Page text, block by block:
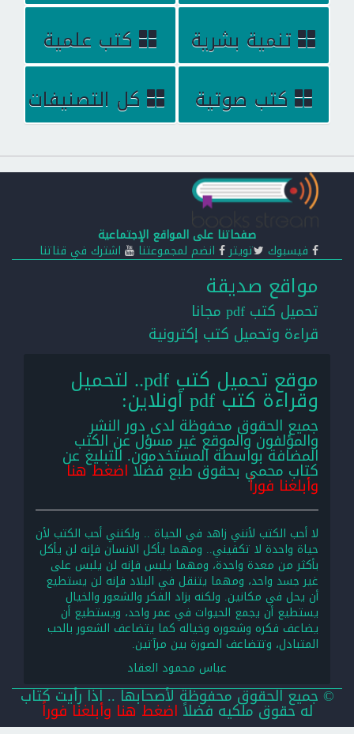
تنمية بشرية
كتب علمية
كتب صوتية
كل التصنيفات
صفحاتنا على المواقع الإجتماعية
فيسبوك تويتر انضم لمجموعتنا اشترك في قناتنا
مواقع صديقة
تحميل كتب pdf مجانا
قراءة وتحميل كتب إكترونية
موقع تحميل كتب pdf.. لتحميل
وقراءة كتب pdf أونلاين:
جميع الحقوق محفوظة لدى دور النشر
والمؤلفون والموقع غير مسؤل عن الكتب
المضافة بواسطة المستخدمون. للتبليغ عن
كتاب محمي بحقوق طبع فضلااضغط هنا
وأبلغنا فوراً
لا أحب الكتب لأنني زاهد في الحياة .. ولكنني أحب الكتب لأن
حياة واحدة لا تكفيني.. ومهما يأكل الانسان فإنه لن يأكل
بأكثر من معدة واحدة، ومهما يلبس فإنه لن يلبس على
غير جسد واحد، ومهما يتنقل في البلاد فإنه لن يستطيع
أن يحل في مكانين. ولكنه بزاد الفكر والشعور والخيال
يستطيع أن يجمع الحيوات في عمر واحد، ويستطيع أن
يضاعف فكره وشعوره وخياله كما يتضاعف الشعور بالحب
المتبادل، وتتضاعف الصورة بين مرآتين.
عباس محمود العقاد
© جميع الحقوق محفوظة لأصحابها .. اذا رأيت كتاب
له حقوق ملكيه فضلاًاضغط هنا وأبلغنا فوراً